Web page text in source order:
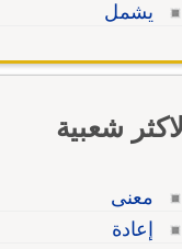
يشمل
شعبية
معنى
إعادة